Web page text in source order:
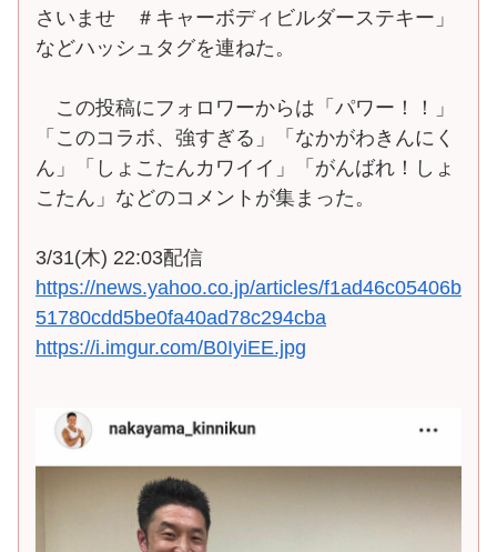
さいませ ＃キャーボディビルダーステキー」
などハッシュタグを連ねた。
この投稿にフォロワーからは「パワー！！」
「このコラボ、強すぎる」「なかがわきんにく
ん」「しょこたんカワイイ」「がんばれ！しょ
こたん」などのコメントが集まった。
3/31(木) 22:03配信
https://news.yahoo.co.jp/articles/f1ad46c05406b
51780cdd5be0fa40ad78c294cba
https://i.imgur.com/B0IyiEE.jpg